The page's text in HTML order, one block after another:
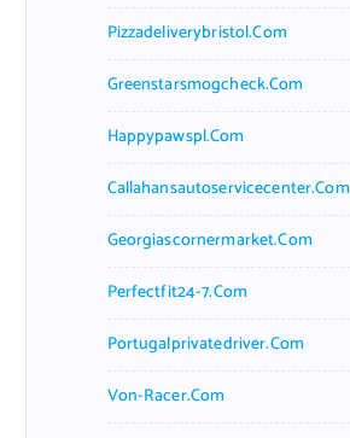
Pizzadeliverybristol.com
Greenstarsmogcheck.com
Happypawspl.com
Callahansautoservicecenter.com
Georgiascornermarket.com
Perfectfit24-7.com
Portugalprivatedriver.com
Von-Racer.com